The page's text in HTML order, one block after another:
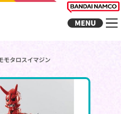
モタロスイマジン